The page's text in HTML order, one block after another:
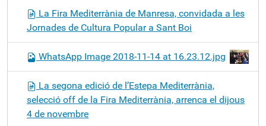
La Fira Mediterrània de Manresa, convidada a les
Jornades de Cultura Popular a Sant Boi
WhatsApp Image 2018-11-14 at 16.23.12.jpg
La segona edició de l’Estepa Mediterrània,
selecció off de la Fira Mediterrània, arrenca el dijous
4 de novembre